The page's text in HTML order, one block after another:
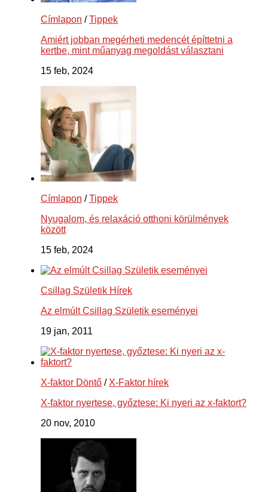
Címlapon /Tippek
Amiért jobban megérheti medencét építtetni a
kertbe, mint műanyag megoldást választani
15 feb, 2024
Címlapon /Tippek
Nyugalom, és relaxáció otthoni körülmények
között
15 feb, 2024
Csillag Születik Hírek
Az elmúlt Csillag Születik eseményei
19 jan, 2011
X-faktor Döntő / X-Faktor hírek
X-faktor nyertese, győztese: Ki nyeri az x-faktort?
20 nov, 2010